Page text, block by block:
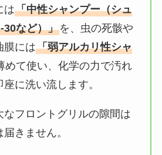
は「中性シャンプー（シュ
30など）」を、虫の死骸や
膜には「弱アルカリ性シャ
めて使い、化学の力で汚れ
に洗い流します。
なフロントグリルの隙間は
きません。